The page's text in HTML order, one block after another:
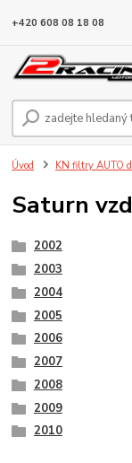
+420 608 08 18 08
Úvod KN filtry AUTO
Saturn
2002
2003
2004
2005
2006
2007
2008
2009
2010